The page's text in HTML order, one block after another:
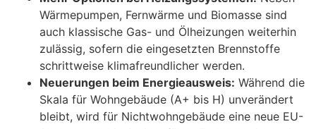
Wärmepumpen, Fernwärme und Biomasse sind
auch klassische Gas- und Ölheizungen weiterhin
zulässig, sofern die eingesetzten Brennstoffe
schrittweise klimafreundlicher werden.
Neuerungen beim Energieausweis: Während die
Skala für Wohngebäude (A+ bis H) unverändert
bleibt, wird für Nichtwohngebäude eine neue EU-